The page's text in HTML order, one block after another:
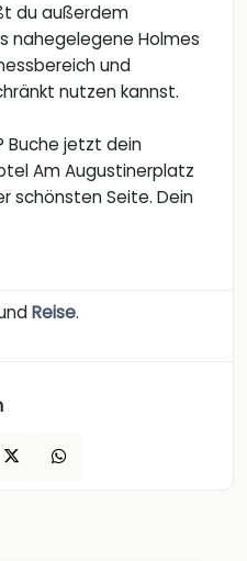
du außerdem
nahegelegene Holmes
und
nutzen kannst.
Buche jetzt dein
Am Augustinerplatz
schönsten Seite. Dein
Reise.